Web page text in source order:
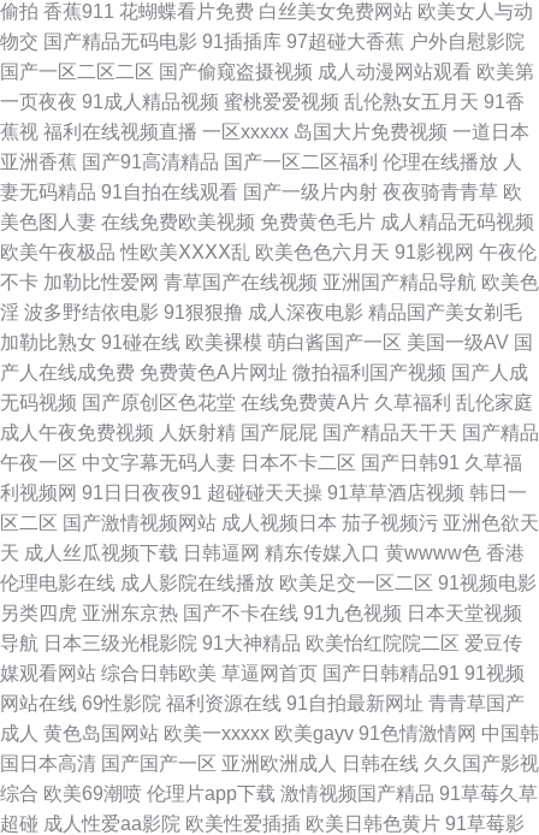
欧美精品黄色 91传播媒免费入口 内射白丝在线观看 亚洲欧美成人AAA 91网
址在线免费 国产午夜1024在线 激情啪啪在线观看91 九九热精品一区 91午
夜 Www国产91视频 91大神文轩 国产另类人妖网址 91精东福利片 欧美久久
一欠 www91变态视频 色五月丁香激情播播网 国产91av资源 亚洲无吗电影
AV 久久超碰影院 91导航国产 欧美a∨ 91人妻人人妻人 91色美白乳 97人妻
人人射 午夜最新网址你懂得 91资源总站大香蕉 色噜噜资源网 国产91尤物视
频免费 99超碰导航 青草视频免费二十页 老湿机黄色 91uu成人福利 韩国高
清有码 亚洲美女丝袜足交 国产九九精品 91蜜臀在线视频免费 欧美激情专区
下一页 91中文字幕网 日韩在线超碰 www91久草 色色的网 白丝白虎自慰 涩
婷婷久久网站 国产自拍第6页 91不用下载直接看 久久福利资源 91福利网址
导航 欧美TV免费视频 91副利社 91瑟瑟视频导航 黄色的网址 桃色一级 91视
频网站男女 超碰伊人福利97 久久午夜福利专区 91Cn亚洲 欧美老妇OOO 69
成人超碰 91黄色传媒 日韩AV 91高清视频网站 日日射网站 99在线精品国自
产拍 老司机精品在线观看 影音先锋三级伦理 俺去啦无码专区 欧美精品久久
偷拍 香蕉911 花蝴蝶看片免费 白丝美女免费网站 欧美女人与动
物交 国产精品无码电影 91插插库 97超碰大香蕉 户外自慰影院
国产一区二区二区 国产偷窥盗摄视频 成人动漫网站观看 欧美第
一页夜夜 91成人精品视频 蜜桃爱爱视频 乱伦熟女五月天 91香
蕉视 福利在线视频直播 一区xxxxx 岛国大片免费视频 一道日本
亚洲香蕉 国产91高清精品 国产一区二区福利 伦理在线播放 人
妻无码精品 91自拍在线观看 国产一级片内射 夜夜骑青青草 欧
美色图人妻 在线免费欧美视频 免费黄色毛片 成人精品无码视频
欧美午夜极品 性欧美ⅩⅩⅩⅩ乱 欧美色色六月天 91影视网 午夜伦
不卡 加勒比性爱网 青草国产在线视频 亚洲国产精品导航 欧美色
淫 波多野结依电影 91狠狠撸 成人深夜电影 精品国产美女剃毛
加勒比熟女 91碰在线 欧美裸模 萌白酱国产一区 美国一级AV 国
产人在线成免费 免费黄色A片网址 微拍福利国产视频 国产人成
无码视频 国产原创区色花堂 在线免费黄A片 久草福利 乱伦家庭
成人午夜免费视频 人妖射精 国产屁屁 国产精品天干天 国产精品
午夜一区 中文字幕无码人妻 日本不卡二区 国产日韩91 久草福
利视频网 91日日夜夜91 超碰碰天天操 91草草酒店视频 韩日一
区二区 国产激情视频网站 成人视频日本 茄子视频污 亚洲色欲天
天 成人丝瓜视频下载 日韩逼网 精东传媒入口 黄wwww色 香港
伦理电影在线 成人影院在线播放 欧美足交一区二区 91视频电影
另类四虎 亚洲东京热 国产不卡在线 91九色视频 日本天堂视频
导航 日本三级光棍影院 91大神精品 欧美怡红院院二区 爱豆传
媒观看网站 综合日韩欧美 草逼网首页 国产日韩精品91 91视频
网站在线 69性影院 福利资源在线 91自拍最新网址 青青草国产
成人 黄色岛国网站 欧美一xxxxx 欧美gayv 91色情激情网 中国韩
国日本高清 国产国产一区 亚洲欧洲成人 日韩在线 久久国产影视
综合 欧美69潮喷 伦理片app下载 激情视频国产精品 91草莓久草
超碰 成人性爱aa影院 欧美性爱插插 欧美日韩色黄片 91草莓影